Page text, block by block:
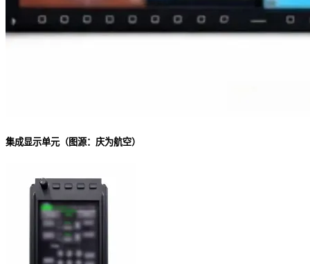
集成显示单元（图源：庆为航空）